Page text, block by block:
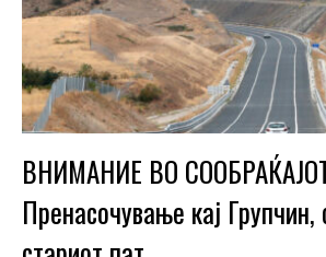
ВНИМАНИЕ ВО
Пренасочување кај Групчин,